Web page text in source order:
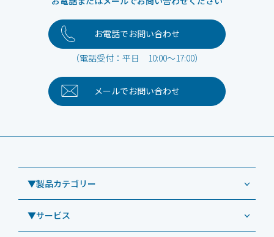
お電話でお問い合わせ
（電話受付：平日 10:00～17:00）
メールでお問い合わせ
▼製品カテゴリー
業務用タブレット
▼サービス